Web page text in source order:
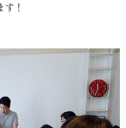
！